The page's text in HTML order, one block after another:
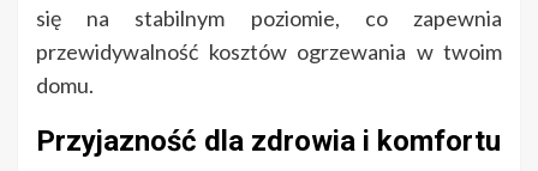
się na stabilnym poziomie, co zapewnia
przewidywalność kosztów ogrzewania w twoim
domu.
Przyjazność dla zdrowia i komfortu